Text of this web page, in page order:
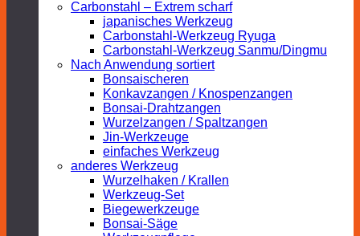
Carbonstahl – Extrem scharf
japanisches Werkzeug
Carbonstahl-Werkzeug Ryuga
Carbonstahl-Werkzeug Sanmu/Dingmu
Nach Anwendung sortiert
Bonsaischeren
Konkavzangen / Knospenzangen
Bonsai-Drahtzangen
Wurzelzangen / Spaltzangen
Jin-Werkzeuge
einfaches Werkzeug
anderes Werkzeug
Wurzelhaken / Krallen
Werkzeug-Set
Biegewerkzeuge
Bonsai-Säge